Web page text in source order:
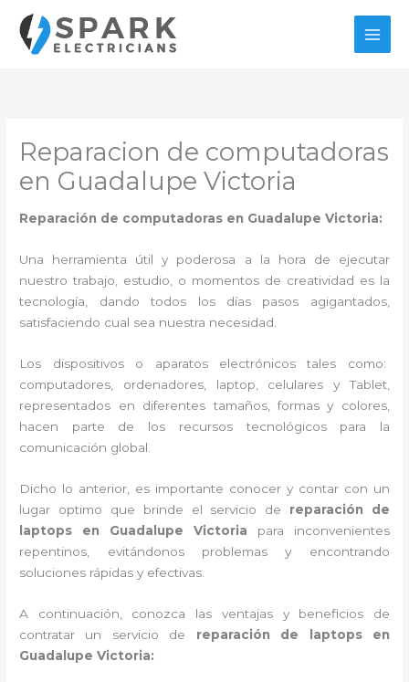
contenido
Reparacion de computadoras
en Guadalupe Victoria
Reparación de computadoras en Guadalupe Victoria:
Una herramienta útil y poderosa a la hora de ejecutar
nuestro trabajo, estudio, o momentos de creatividad es la
tecnología, dando todos los días pasos agigantados,
satisfaciendo cual sea nuestra necesidad.
Los dispositivos o aparatos electrónicos tales como:
computadores, ordenadores, laptop, celulares y Tablet,
representados en diferentes tamaños, formas y colores,
hacen parte de los recursos tecnológicos para la
comunicación global.
Dicho lo anterior, es importante conocer y contar con un
lugar optimo que brinde el servicio de reparación de
laptops en Guadalupe Victoria para inconvenientes
repentinos, evitándonos problemas y encontrando
soluciones rápidas y efectivas.
A continuación, conozca las ventajas y beneficios de
contratar un servicio de reparación de laptops en
Guadalupe Victoria: